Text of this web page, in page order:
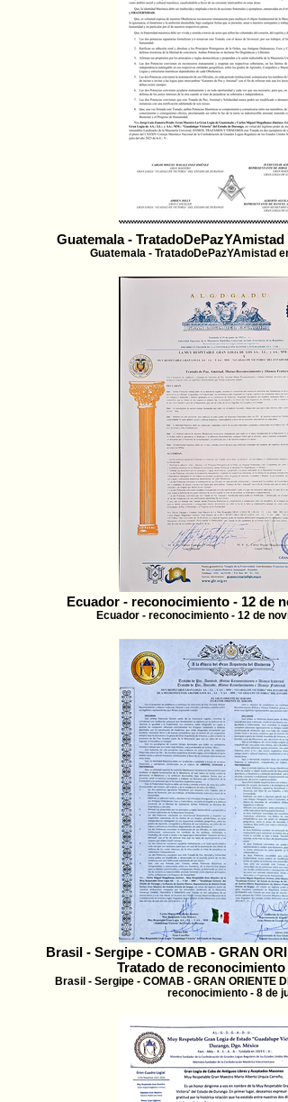
Guatemala -
Guatemala - TratadoDePazYAmistad
Ecuador - reconocimiento - 12 de
Ecuador - reconocimiento - 12 de
Brasil - Sergipe - COMAB - GRAN
Tratado de reconocimiento
Brasil - Sergipe - COMAB - GRAN ORIENTE
reconocimiento - 8 de